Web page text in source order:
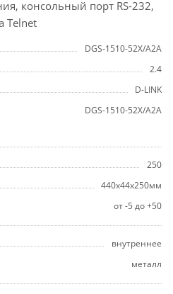
консольный порт RS-232,
Telnet
DGS-1510-52X/A2A
2.4
D-LINK
DGS-1510-52X/A2A
250
440x44x250мм
от -5 до +50
внутреннее
металл